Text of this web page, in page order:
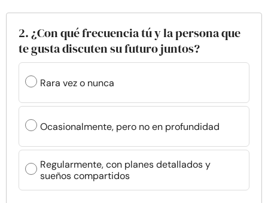
2. ¿Con qué frecuencia tú y la persona que
te gusta discuten su futuro juntos?
Rara vez o nunca
Ocasionalmente, pero no en profundidad
Regularmente, con planes detallados y
sueños compartidos